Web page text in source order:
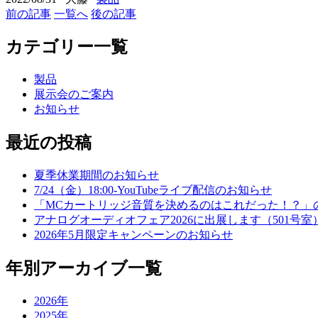
前の記事 一覧へ 後の記事
カテゴリー一覧
製品
展示会のご案内
お知らせ
最近の投稿
夏季休業期間のお知らせ
7/24（金）18:00-YouTubeライブ配信のお知らせ
「MCカートリッジ音質を決めるのはこれだった！？
アナログオーディオフェア2026に出展します（501号室）
2026年5月限定キャンペーンのお知らせ
年別アーカイブ一覧
2026年
2025年